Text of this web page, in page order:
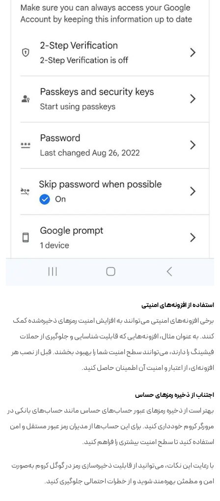
استفاده از افزونه‌های امنیتی
برخی افزونه‌های امنیتی می‌توانند به افزایش امنیت رمزهای ذخیره‌شده کمک
کنند. به عنوان مثال، افزونه‌هایی که قابلیت شناسایی و جلوگیری از حملات
فیشینگ را دارند، می‌توانند سطح امنیت شما را بهبود بخشند. قبل از نصب هر
افزونه‌ای، از اعتبار و امنیت آن اطمینان حاصل کنید.
اجتناب از ذخیره رمزهای حساس
بهتر است از ذخیره رمزهای عبور حساب‌های حساس مانند حساب‌های بانکی در
مرورگر کروم خودداری کنید. برای این حساب‌ها از مدیران رمز عبور مستقل و امن
استفاده کنید تا سطح امنیت بیشتری را فراهم کنید.
با رعایت این نکات، می‌توانید از قابلیت ذخیره‌سازی رمز در گوگل کروم به‌صورت
امن و مطمئن بهره‌مند شوید و از خطرات احتمالی جلوگیری کنید.